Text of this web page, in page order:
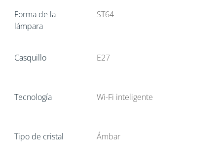
Forma de la
lámpara
ST64
Casquillo E27
Tecnología Wi-Fi inteligente
Tipo de cristal Ámbar